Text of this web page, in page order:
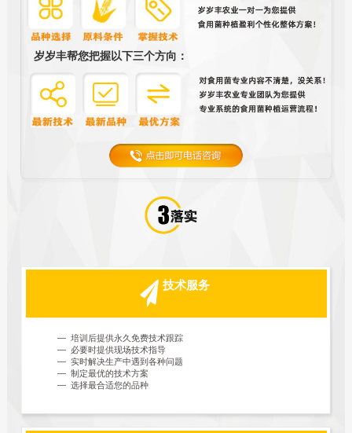
岁岁丰帮您把握以下三个方向：
技术服务
— 培训后提供永久免费技术跟踪
— 必要时提供现场技术指导
— 实时解决生产中遇到各种问题
— 制定最优的技术方案
— 选择最合适您的品种